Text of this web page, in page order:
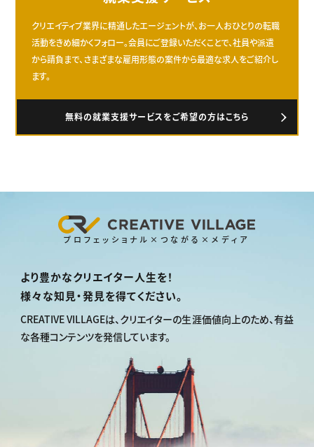
クリエイティブ業界に精通したエージェントが、お一人おひとりの転職
活動をきめ細かくフォロー。会員にご登録いただくことで、社員や派遣
から請負まで、さまざまな雇用形態の案件から最適な求人をご紹介し
ます。
無料の就業支援サービスをご希望の方はこちら
プロフェッショナル×つながる×メディア
より豊かなクリエイター人生を！
様々な知見・発見を得てください。
CREATIVE VILLAGEは、 クリエイターの生涯価値向上のため、有益
な各種コンテンツを発信しています。